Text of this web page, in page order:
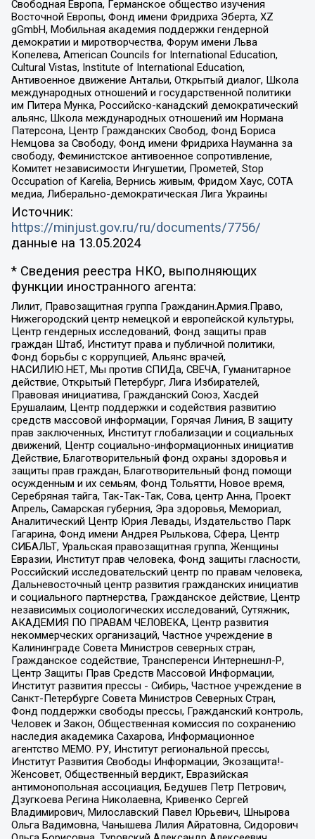
Свободная Европа, Германское общество изучения
Восточной Европы, Фонд имени Фридриха Эберта, XZ
gGmbH, Мобильная академия поддержки гендерной
демократии и миротворчества, Форум имени Льва
Копелева, American Councils for International Education,
Cultural Vistas, Institute of International Education,
Антивоенное движение Антальи, Открытый диалог, Школа
международных отношений и государственной политики
им Питера Мунка, Российско-канадский демократический
альянс, Школа международных отношений им Нормана
Патерсона, Центр Гражданских Свобод, Фонд Бориса
Немцова за Свободу, Фонд имени Фридриха Науманна за
свободу, Феминистское антивоенное сопротивление,
Комитет независимости Ингушетии, Прометей, Stop
Occupation of Karelia, Вернись живым, Фридом Хаус, СОТА
медиа, Либерально-демократическая Лига Украины
Источник:
https://minjust.gov.ru/ru/documents/7756/
данные на 13.05.2024
* Сведения реестра НКО, выполняющих
функции иностранного агента:
Лилит, Правозащитная группа Гражданин.Армия.Право,
Нижегородский центр немецкой и европейской культуры,
Центр гендерных исследований, Фонд защиты прав
граждан Штаб, Институт права и публичной политики,
Фонд борьбы с коррупцией, Альянс врачей,
НАСИЛИЮ.НЕТ, Мы против СПИДа, СВЕЧА, Гуманитарное
действие, Открытый Петербург, Лига Избирателей,
Правовая инициатива, Гражданский Союз, Хасдей
Ерушалаим, Центр поддержки и содействия развитию
средств массовой информации, Горячая Линия, В защиту
прав заключенных, Институт глобализации и социальных
движений, Центр социально-информационных инициатив
Действие, Благотворительный фонд охраны здоровья и
защиты прав граждан, Благотворительный фонд помощи
осужденным и их семьям, Фонд Тольятти, Новое время,
Серебряная тайга, Так-Так-Так, Сова, центр Анна, Проект
Апрель, Самарская губерния, Эра здоровья, Мемориал,
Аналитический Центр Юрия Левады, Издательство Парк
Гагарина, Фонд имени Андрея Рылькова, Сфера, Центр
СИБАЛЬТ, Уральская правозащитная группа, Женщины
Евразии, Институт прав человека, Фонд защиты гласности,
Российский исследовательский центр по правам человека,
Дальневосточный центр развития гражданских инициатив
и социального партнерства, Гражданское действие, Центр
независимых социологических исследований, Сутяжник,
АКАДЕМИЯ ПО ПРАВАМ ЧЕЛОВЕКА, Центр развития
некоммерческих организаций, Частное учреждение в
Калининграде Совета Министров северных стран,
Гражданское содействие, Трансперенси Интернешнл-Р,
Центр Защиты Прав Средств Массовой Информации,
Институт развития прессы - Сибирь, Частное учреждение в
Санкт-Петербурге Совета Министров Северных Стран,
Фонд поддержки свободы прессы, Гражданский контроль,
Человек и Закон, Общественная комиссия по сохранению
наследия академика Сахарова, Информационное
агентство МЕМО. РУ, Институт региональной прессы,
Институт Развития Свободы Информации, Экозащита!-
Женсовет, Общественный вердикт, Евразийская
антимонопольная ассоциация, Бедушев Петр Петрович,
Дзугкоева Регина Николаевна, Кривенко Сергей
Владимирович, Милославский Павел Юрьевич, Шнырова
Ольга Вадимовна, Чанышева Лилия Айратовна, Сидорович